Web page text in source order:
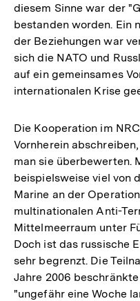
diesem Sinne war der
bestanden worden. Ein
der Beziehungen war
sich die NATO und
auf ein gemeinsames
internationalen Krise
Die Kooperation im
Vornherein
man sie überbewerten.
beispielsweise viel von
Marine an der
multinationalen Anti-
Mittelmeerraum unter
Doch ist das russische
sehr begrenzt. Die
Jahre 2006
"ungefähr eine Woche